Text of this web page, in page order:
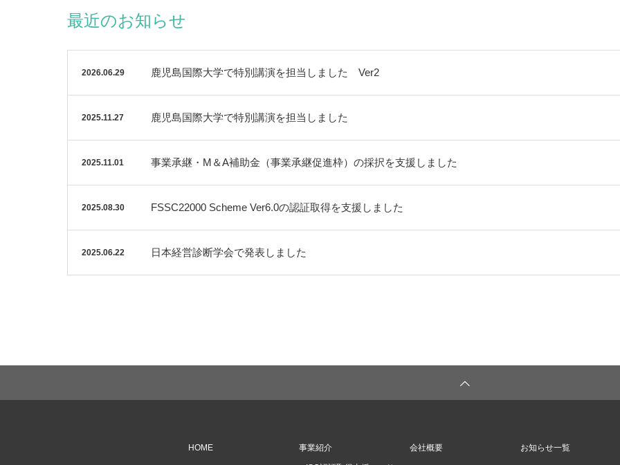
最近のお知らせ
2026.06.29 鹿児島国際大学で特別講演を担当しました Ver2
2025.11.27 鹿児島国際大学で特別講演を担当しました
2025.11.01 事業承継・M＆A補助金（事業承継促進枠）の採択を支援しました
2025.08.30 FSSC22000 Scheme Ver6.0の認証取得を支援しました
2025.06.22 日本経営診断学会で発表しました
HOME 事業紹介 会社概要 お知らせ一覧